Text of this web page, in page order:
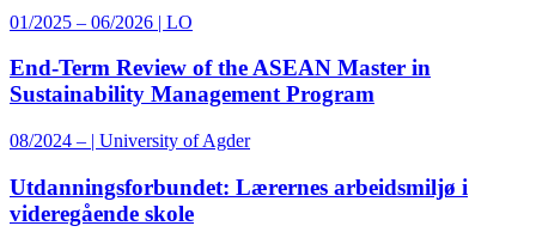
01/2025 – 06/2026 | LO
End-Term Review of the ASEAN Master in
Sustainability Management Program
08/2024 – | University of Agder
Utdanningsforbundet: Lærernes arbeidsmiljø i
videregående skole